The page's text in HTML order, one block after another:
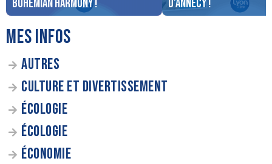
Bohemian Harmony !
d’Annecy !
MES INFOS
AUTRES
CULTURE ET DIVERTISSEMENT
ÉCOLOGIE
ÉCOLOGIE
ÉCONOMIE